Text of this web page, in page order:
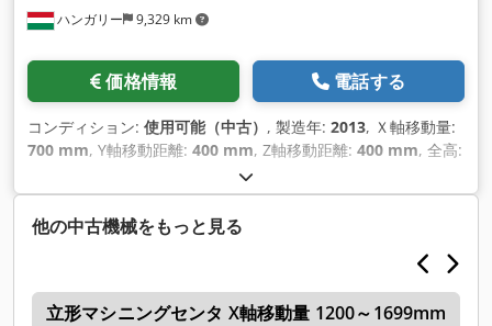
置決め 0.01 MM 繰り返し精度 + - 0.003 MM ATC 工具収納本
MM 工具長 - 最大250 MM 工具シャンク BT-40 Dkedpfoq
Nmm Tex Alasr 工具交換時間 2.2 SEC モーター スピンドルモ
ーター（FANUC）18.5 KW 電源 電圧 415V / 3PH / 50HZ 所要
電力 30.0 KVA 機械寸法 機械所要床面積 4,820 x 3,576 MM 機
械重量 12,600 kg
ハンガリー 9,329 km
価格情報 電話する
コンディション: 使用可能（中古） , 製造年: 2013, Ｘ軸移動量:
700 mm, Y軸移動距離: 400 mm, Z軸移動距離: 400 mm, 全高:
, テーブル荷重:
ム）, 総重量:5,600 kg（キログラム）, 主軸回転速度（最大）:
12,000 回転/分, 製品長さ（最大）:
他の中古機械をもっと見る
立形マシニングセンタ X軸移動量 1200～1699mm